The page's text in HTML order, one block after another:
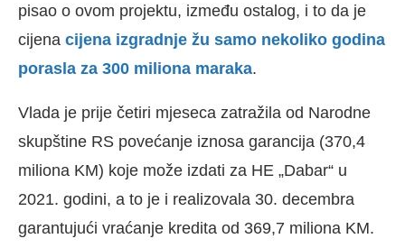
pisao o ovom projektu, između ostalog, i to da je
cijena cijena izgradnje žu samo nekoliko godina
porasla za 300 miliona maraka.
Vlada je prije četiri mjeseca zatražila od Narodne
skupštine RS povećanje iznosa garancija (370,4
miliona KM) koje može izdati za HE „Dabar“ u
2021. godini, a to je i realizovala 30. decembra
garantujući vraćanje kredita od 369,7 miliona KM.